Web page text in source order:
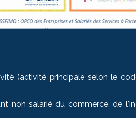
(activité principale selon le
non salarié du commerce, de